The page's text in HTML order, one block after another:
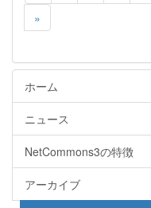
»
ホーム
ニュース
NetCommons3の特徴
アーカイブ